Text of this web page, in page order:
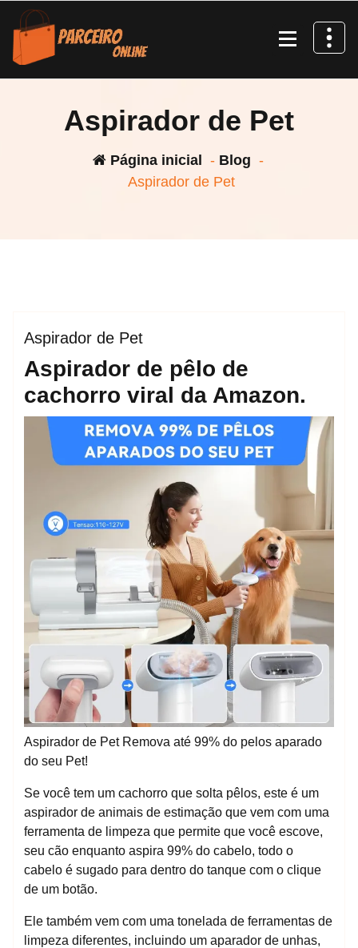
Pular
para
conteúdo
Aspirador de Pet
Página inicial - Blog -
Aspirador de Pet
Blog
Aspirador de Pet
Aspirador de pêlo de
cachorro viral da Amazon.
Aspirador de Pet Remova até 99% do pelos aparado
do seu Pet!
Se você tem um cachorro que solta pêlos, este é um
aspirador de animais de estimação que vem com uma
ferramenta de limpeza que permite que você escove,
seu cão enquanto aspira 99% do cabelo, todo o
cabelo é sugado para dentro do tanque com o clique
de um botão.
Ele também vem com uma tonelada de ferramentas de
limpeza diferentes, incluindo um aparador de unhas,